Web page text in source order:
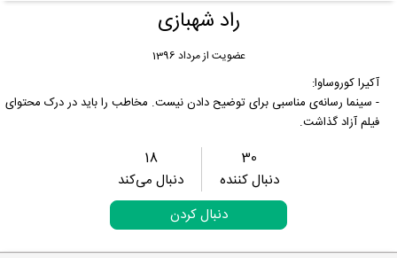
راد شهبازی
عضویت از مرداد 1396
آکیرا کوروساوا:
- سینما رسانه‌ی مناسبی برای توضیح دادن نیست. مخاطب را باید در درک محتوای
فیلم آزاد گذاشت.
30
دنبال کننده
18
دنبال می‌کند
دنبال کردن